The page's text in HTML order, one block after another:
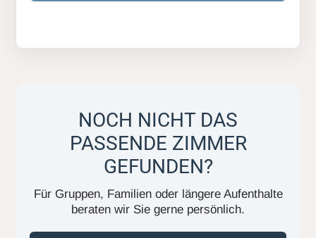
NOCH NICHT DAS
PASSENDE ZIMMER
GEFUNDEN?
Für Gruppen, Familien oder längere Aufenthalte
beraten wir Sie gerne persönlich.